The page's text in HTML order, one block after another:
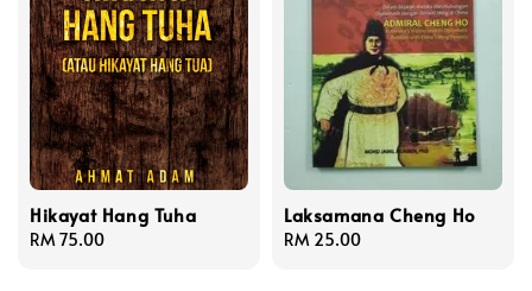
Hikayat Hang Tuha
Regular
RM 75.00
Laksamana Cheng Ho
Regular
RM 25.00